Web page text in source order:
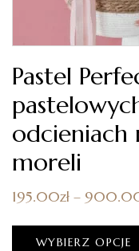
Pastel
odcieniach
moreli
195.00zł –
WYBIERZ OPCJE